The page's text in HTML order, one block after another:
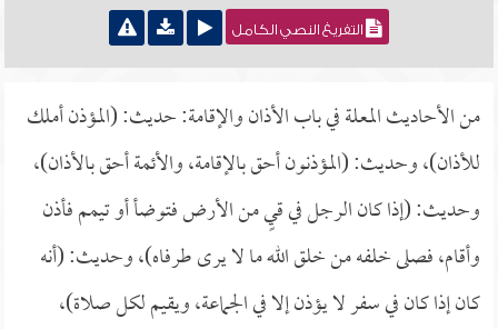
التفريغ النصي الكامل
من الأحاديث المعلة في باب الأذان والإقامة: حديث: (المؤذن أملك
للأذان)، وحديث: (المؤذنون أحق بالإقامة، والأئمة أحق بالأذان)،
وحديث: (إذا كان الرجل في قيٍ من الأرض فتوضأ أو تيمم فأذن
وأقام، فصلى خلفه من خلق الله ما لا يرى طرفاه)، وحديث: (أنه
كان إذا كان في سفر لا يؤذن إلا في الجماعة، ويقيم لكل صلاة)،